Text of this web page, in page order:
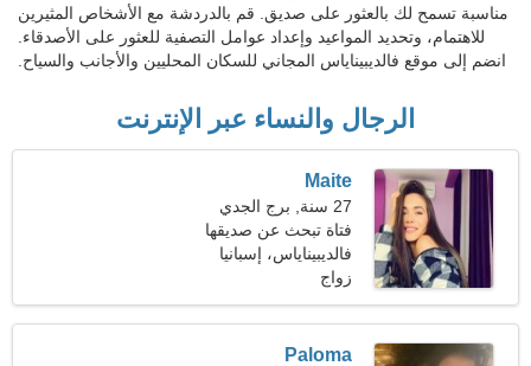
مناسبة تسمح لك بالعثور على صديق. قم بالدردشة مع الأشخاص المثيرين
للاهتمام، وتحديد المواعيد وإعداد عوامل التصفية للعثور على الأصدقاء.
انضم إلى موقع فالديبيناياس المجاني للسكان المحليين والأجانب والسياح.
الرجال والنساء عبر الإنترنت
Maite
27 سنة, برج الجدي
فتاة تبحث عن صديقها
فالديبيناياس، إسبانيا
زواج
Paloma